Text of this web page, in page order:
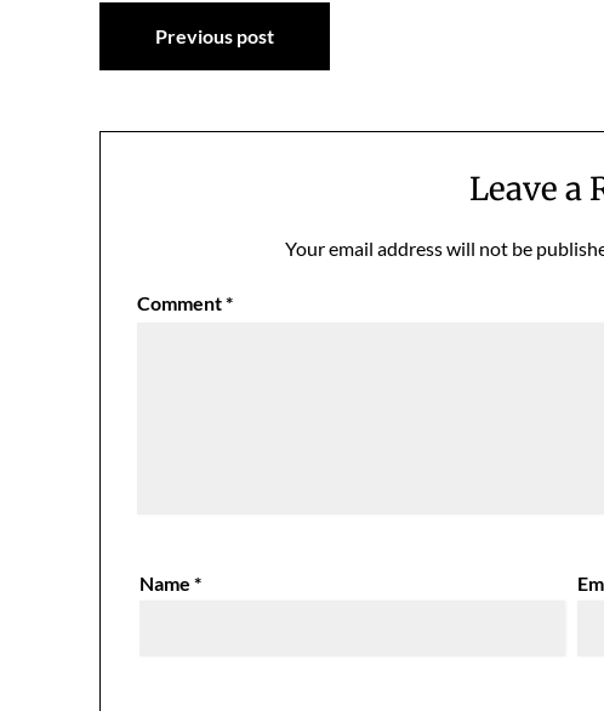
Post
navigation
Previous post
Leave a
Your email address will not be
Comment*
Name*